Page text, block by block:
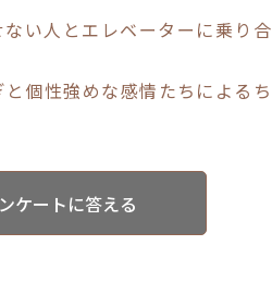
い人とエレベーターに乗り合
個性強めな感情たちによるち
ケートに答える